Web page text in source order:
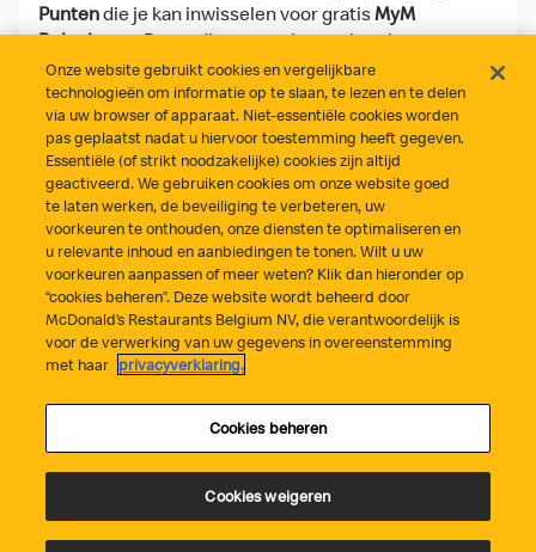
Puntendie je kan inwisselen voor gratisMyM
Beloningen. Bovendien scoor je regelmatig
exclusieveMyM Dealsen toffe extra's, enkel voor
onze app-gebruikers!
Download on the App StoreGet it on Google Play
Alles naar wens? Contact Privacyverklaring
Cookiebeleid
Cookiebeheer
Algemene voorwaarden
Onze website gebruikt cookies en vergelijkbare
technologieën om informatie op te slaan, te lezen en te delen
via uw browser of apparaat. Niet-essentiële cookies worden
pas geplaatst nadat u hiervoor toestemming heeft gegeven.
Essentiële (of strikt noodzakelijke) cookies zijn altijd
geactiveerd. We gebruiken cookies om onze website goed
te laten werken, de beveiliging te verbeteren, uw
voorkeuren te onthouden, onze diensten te optimaliseren en
u relevante inhoud en aanbiedingen te tonen. Wilt u uw
voorkeuren aanpassen of meer weten? Klik dan hieronder op
“cookies beheren”. Deze website wordt beheerd door
McDonald’s Restaurants Belgium NV, die verantwoordelijk is
voor de verwerking van uw gegevens in overeenstemming
met haar privacyverklaring.
Cookies beheren
Cookies weigeren